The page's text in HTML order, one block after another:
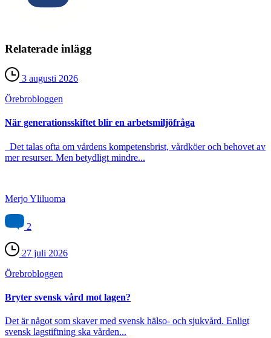
Relaterade inlägg
3 augusti 2026
Örebro­bloggen
När generationsskiftet blir en arbetsmiljöfråga
Det talas ofta om vårdens kompetensbrist, vårdköer och behovet av
mer resurser. Men betydligt mindre...
Merjo Yliluoma
2
27 juli 2026
Örebro­bloggen
Bryter svensk vård mot lagen?
Det är något som skaver med svensk hälso- och sjukvård. Enligt
svensk lagstiftning ska vården...